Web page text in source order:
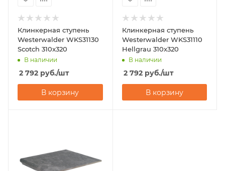
Клинкерная ступень
Westerwalder WKS31130
Scotch 310x320
В наличии
2 792 руб./шт
В корзину
Клинкерная ступень
Westerwalder WKS31110
Hellgrau 310x320
В наличии
2 792руб./шт
В корзину